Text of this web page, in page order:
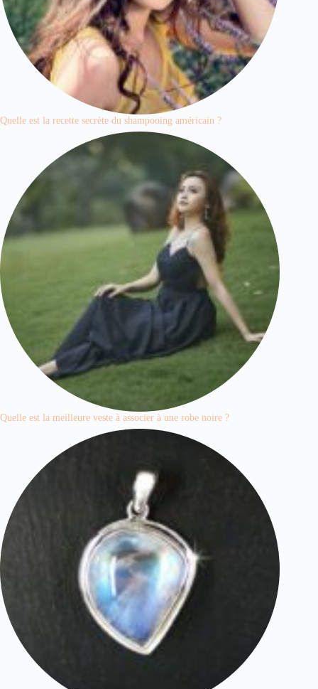
Quelle est la recette secrète du shampooing américain ?
Quelle est la meilleure veste à associer à une robe noire ?